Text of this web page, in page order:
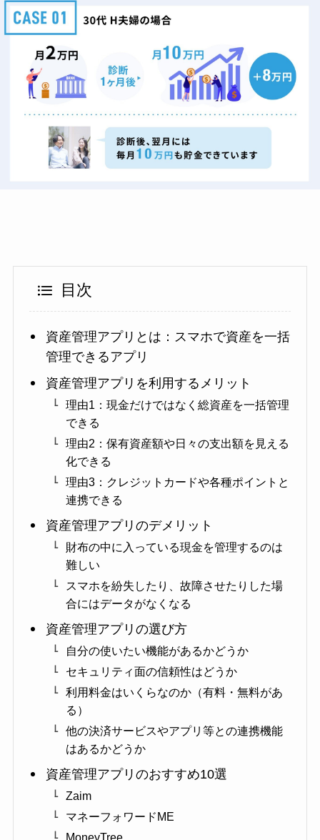
目次
資産管理アプリとは：スマホで資産を一括
管理できるアプリ
資産管理アプリを利用するメリット
理由1：現金だけではなく総資産を一括管理
できる
理由2：保有資産額や日々の支出額を見える
化できる
理由3：クレジットカードや各種ポイントと
連携できる
資産管理アプリのデメリット
財布の中に入っている現金を管理するのは
難しい
スマホを紛失したり、故障させたりした場
合にはデータがなくなる
資産管理アプリの選び方
自分の使いたい機能があるかどうか
セキュリティ面の信頼性はどうか
利用料金はいくらなのか（有料・無料があ
る）
他の決済サービスやアプリ等との連携機能
はあるかどうか
資産管理アプリのおすすめ10選
Zaim
マネーフォワードME
MoneyTree